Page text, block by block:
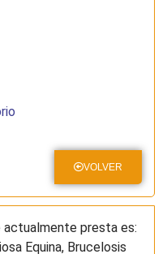
VOLVER
actualmente presta es:
Equina, Brucelosis